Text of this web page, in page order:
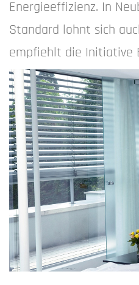
Energieeffizienz. In
Standard lohnt sich
empfiehlt die Initiative